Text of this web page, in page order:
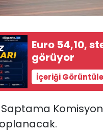
Euro 54,10,
görüyor
İçeriği Görüntüle